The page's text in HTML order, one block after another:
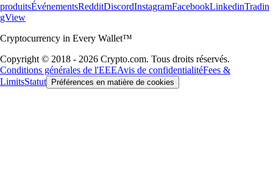
produitsÉvénementsRedditDiscordInstagramFacebookLinkedinTradin
gView
Cryptocurrency in Every Wallet™
Copyright © 2018 - 2026 Crypto.com. Tous droits réservés.
Conditions générales de l'EEEAvis de confidentialitéFees &
LimitsStatut Préférences en matière de cookies